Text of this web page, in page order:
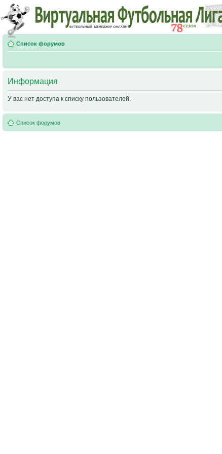
Список форумов
Информация
У вас нет доступа к списку пользователей.
Список форумов